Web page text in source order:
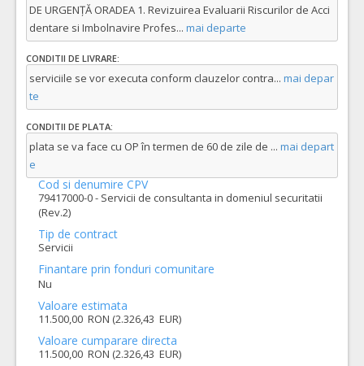
DE URGENȚĂ ORADEA 1. Revizuirea Evaluarii Riscurilor de Acci
dentare si Imbolnavire Profes... mai departe
CONDITII DE LIVRARE:
serviciile se vor executa conform clauzelor contra... mai depar
te
CONDITII DE PLATA:
plata se va face cu OP în termen de 60 de zile de ... mai depart
e
Cod si denumire CPV
79417000-0 - Servicii de consultanta in domeniul securitatii
(Rev.2)
Tip de contract
Servicii
Finantare prin fonduri comunitare
Nu
Valoare estimata
11.500,00 RON (2.326,43 EUR)
Valoare cumparare directa
11.500,00 RON (2.326,43 EUR)